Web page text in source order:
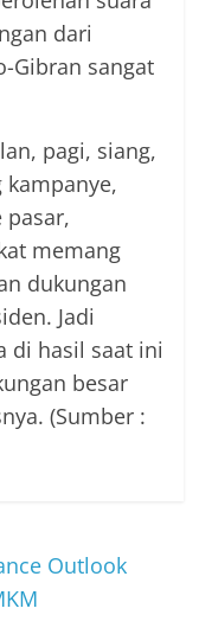
dari
Gibran sangat
pagi, siang,
pasar,
memang
dukungan
Jadi
di hasil saat ini
besar
(Sumber :
Outlook